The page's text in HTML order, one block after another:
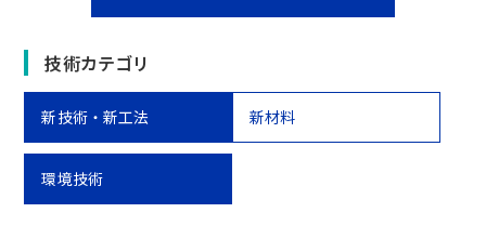
技術カテゴリ
新技術・新工法 新材料
環境技術